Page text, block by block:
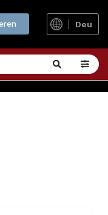
Deu
individueller